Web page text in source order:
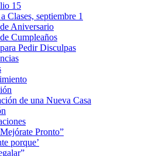
15
Clases, septiembre 1
Aniversario
Cumpleaños
Pedir Disculpas
de una Nueva Casa
Pronto”
porque’